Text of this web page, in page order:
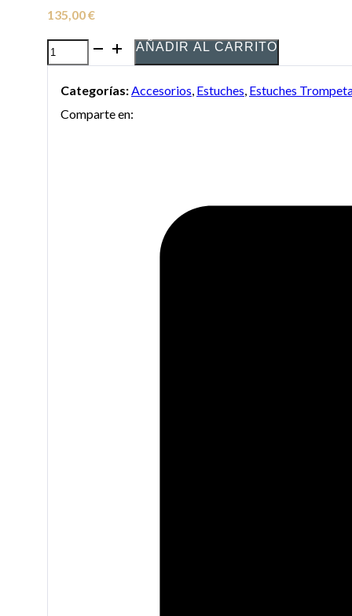
135,00€
Estuche
Trompeta
AÑADIR AL CARRITO
Categorías: Accesorios Estuches Estuches
Comparte en: